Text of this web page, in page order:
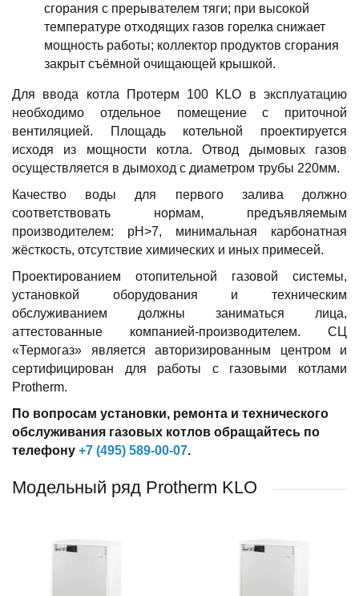
сгорания с прерывателем тяги; при высокой
температуре отходящих газов горелка снижает
мощность работы; коллектор продуктов сгорания
закрыт съёмной очищающей крышкой.
Для ввода котла Протерм 100 KLO в эксплуатацию
необходимо отдельное помещение с приточной
вентиляцией. Площадь котельной проектируется
исходя из мощности котла. Отвод дымовых газов
осуществляется в дымоход с диаметром трубы 220мм.
Качество воды для первого залива должно
соответствовать нормам, предъявляемым
производителем: pH>7, минимальная карбонатная
жёсткость, отсутствие химических и иных примесей.
Проектированием отопительной газовой системы,
установкой оборудования и техническим
обслуживанием должны заниматься лица,
аттестованные компанией-производителем. СЦ
«Термогаз» является авторизированным центром и
сертифицирован для работы с газовыми котлами
Protherm.
По вопросам установки, ремонта и технического
обслуживания газовых котлов обращайтесь по
телефону +7 (495) 589-00-07.
Модельный ряд Protherm KLO